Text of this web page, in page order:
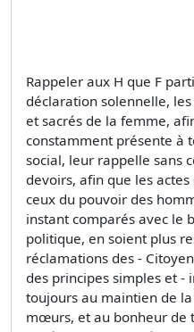
Rappeler aux H que F
déclaration solennelle,
et sacrés de la femme,
constamment présente à
social, leur rappelle sans
devoirs, afin que les
ceux du pouvoir des
instant comparés avec le
politique, en soient plus
réclamations des -
des principes simples et -
toujours au maintien de
mœurs, et au bonheur de